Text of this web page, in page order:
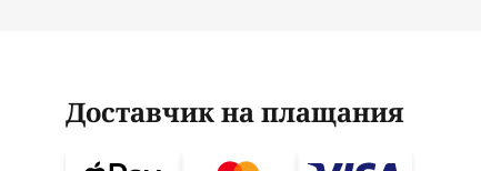
Доставчик на плащания